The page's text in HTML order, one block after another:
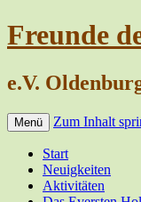
Freunde
e.V.
Menü Zum Inhalt
Start
Neuigkeiten
Aktivitäten